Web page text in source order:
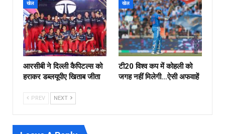
खेल
आरसीबी ने दिल्ली कैपिटल्स को
हराकर डब्लयूपीए खिताब जीता
खेल
टी20 विश्व कप में कोहली को
जगह नहीं मिलेगी…ऐसी अफवाहें
PREV NEXT